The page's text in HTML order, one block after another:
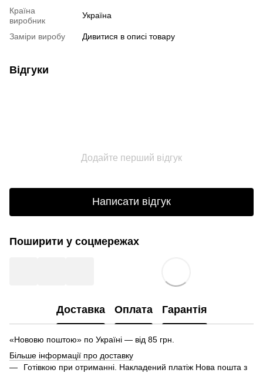
Країна
виробник
Україна
Заміри виробу Дивитися в описі товару
Відгуки
Додайте перший відгук
Написати відгук
Поширити у соцмережах
Доставка Оплата Гарантія
«Нововю поштою» по Україні — від 85 грн.
Більше інформації про доставку
Готівкою при отриманні. Накладений платіж Нова пошта з